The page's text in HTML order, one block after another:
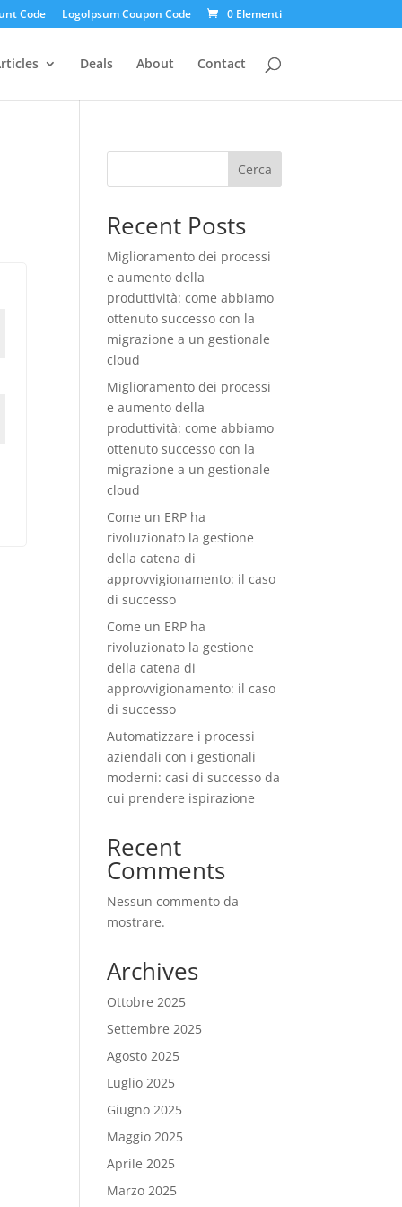
Code LogoIpsum Coupon Code 0 Elementi
Deals About Contact
Cerca
Recent Posts
Miglioramento dei processi
e aumento della
produttività: come abbiamo
ottenuto successo con la
migrazione a un gestionale
cloud
Miglioramento dei processi
e aumento della
produttività: come abbiamo
ottenuto successo con la
migrazione a un gestionale
cloud
Come un ERP ha
rivoluzionato la gestione
della catena di
approvvigionamento: il caso
di successo
Come un ERP ha
rivoluzionato la gestione
della catena di
approvvigionamento: il caso
di successo
Automatizzare i processi
aziendali con i gestionali
moderni: casi di successo da
cui prendere ispirazione
Recent
Comments
Nessun commento da
mostrare.
Archives
Ottobre 2025
Settembre 2025
Agosto 2025
Luglio 2025
Giugno 2025
Maggio 2025
Aprile 2025
Marzo 2025